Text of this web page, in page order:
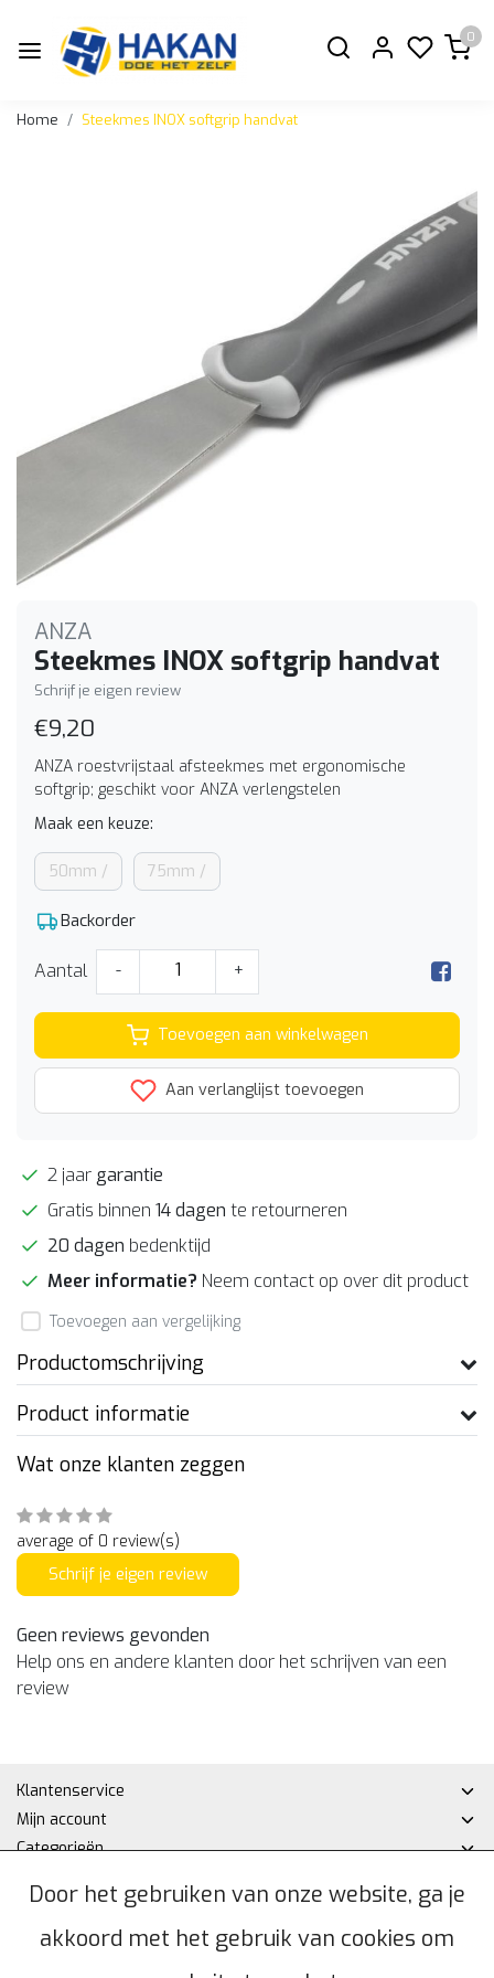
0
Home Steekmes INOX softgrip handvat
ANZA
Steekmes INOX softgrip handvat
Schrijf je eigen review
€9,20
ANZA roestvrijstaal afsteekmes met ergonomische
softgrip; geschikt voor ANZA verlengstelen
Maak een keuze:
50mm / 75mm /
Backorder
Aantal - +
Toevoegen aan winkelwagen
Aan verlanglijst toevoegen
2 jaar garantie
Gratis binnen 14 dagen te retourneren
20 dagen bedenktijd
Meer informatie? Neem contact op over dit product
Toevoegen aan vergelijking
Productomschrijving
Product informatie
Wat onze klanten zeggen
average of 0 review(s)
Schrijf je eigen review
Geen reviews gevonden
Help ons en andere klanten door het schrijven van een
review
Klantenservice
Mijn account
Categorieën
© Copyright 2026 - Hakan DHZ | Realisatie InStijl Media
Door het gebruiken van onze website, ga je
akkoord met het gebruik van cookies om